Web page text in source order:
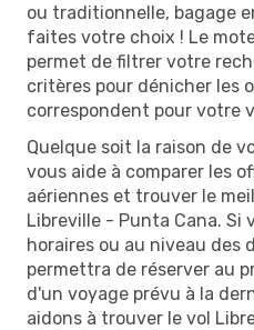
ou traditionnelle, bagage
faites votre choix ! Le
permet de filtrer votre
critères pour dénicher les
correspondent pour votre
Quelque soit la raison de
vous aide à comparer les
aériennes et trouver le
Libreville - Punta Cana. Si
horaires ou au niveau des
permettra de réserver au
d'un voyage prévu à la
aidons à trouver le vol